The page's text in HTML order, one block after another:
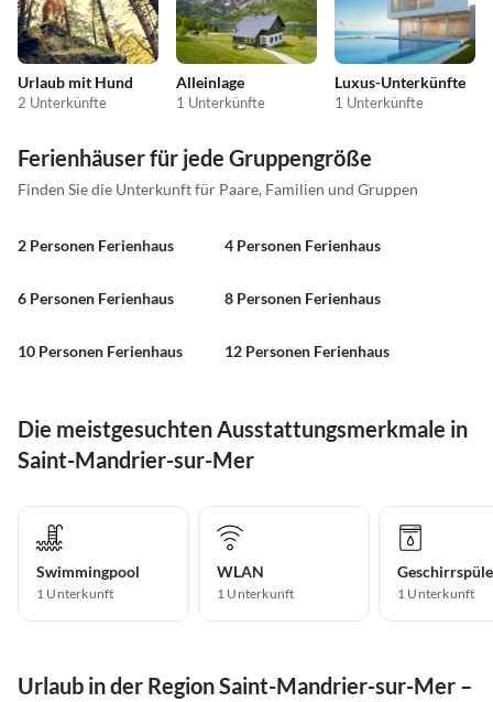
Urlaub mit Hund
2 Unterkünfte
Alleinlage
1 Unterkünfte
Luxus-Unterkünfte
1 Unterkünfte
Ferienhäuser für jede Gruppengröße
Finden Sie die Unterkunft für Paare, Familien und Gruppen
2 Personen Ferienhaus 4 Personen Ferienhaus
6 Personen Ferienhaus 8 Personen Ferienhaus
10 Personen Ferienhaus 12 Personen Ferienhaus
Die meistgesuchten Ausstattungsmerkmale in
Saint-Mandrier-sur-Mer
Swimmingpool
1 Unterkunft
WLAN
1 Unterkunft 1 Unterkunft
Urlaub in der Region Saint-Mandrier-sur-Mer –